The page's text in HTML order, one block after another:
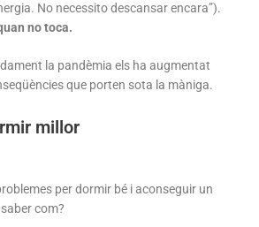
No necessito descansar encara”).
no toca.
la pandèmia els ha augmentat
que porten sota la màniga.
millor
per dormir bé i aconseguir un
com?